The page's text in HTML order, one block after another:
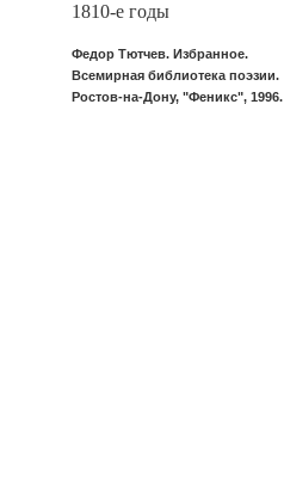
1810-е годы
Федор Тютчев. Избранное.
Всемирная библиотека поэзии.
Ростов-на-Дону, "Феникс", 1996.